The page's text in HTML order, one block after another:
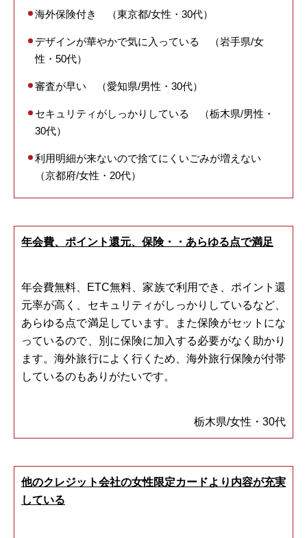
海外保険付き （東京都/女性・30代）
デザインが華やかで気に入っている （岩手県/女
性・50代）
審査が早い （愛知県/男性・30代）
セキュリティがしっかりしている （栃木県/男性・
30代）
利用明細が来ないので捨てにくいごみが増えない
（京都府/女性・20代）
年会費、ポイント還元、保険・・あらゆる点で満足
年会費無料、ETC無料、家族で利用でき、ポイント還
元率が高く、セキュリティがしっかりしているなど、
あらゆる点で満足しています。また保険がセットにな
っているので、別に保険に加入する必要がなく助かり
ます。海外旅行によく行くため、海外旅行保険が付帯
しているのもありがたいです。
栃木県/女性・30代
他のクレジット会社の女性限定カードより内容が充実
している